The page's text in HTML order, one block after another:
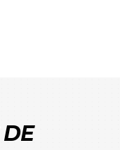
DE